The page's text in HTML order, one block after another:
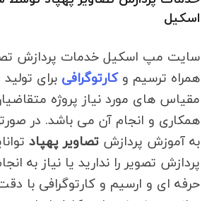
اسکیل
سایت مپ اسکیل خدمات پردازش
همراه ترسیم وکارتوگرافی برای
مقیاس های مورد نیاز پروژه
همکاری و انجام آن می باشد. در
به آموزش پردازش تصاویر پهپاد
پردازش تصویر را ندارید یا نیاز به
حرفه ای و ارسیم و کارتوگرافی با